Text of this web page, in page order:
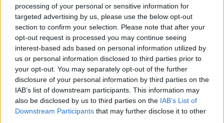
processing of your personal or sensitive information for
targeted advertising by us, please use the below opt-out
section to confirm your selection. Please note that after your
opt-out request is processed you may continue seeing
interest-based ads based on personal information utilized by
us or personal information disclosed to third parties prior to
your opt-out. You may separately opt-out of the further
disclosure of your personal information by third parties on the
IAB’s list of downstream participants. This information may
also be disclosed by us to third parties on the IAB’s List of
Downstream Participants that may further disclose it to other